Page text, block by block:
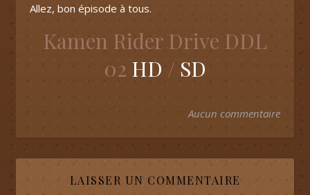
Allez, bon épisode à tous.
Kamen Rider Drive DDL
02 HD / SD
Aucun commentaire
LAISSER UN COMMENTAIRE